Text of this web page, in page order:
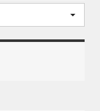
arrow_drop_down